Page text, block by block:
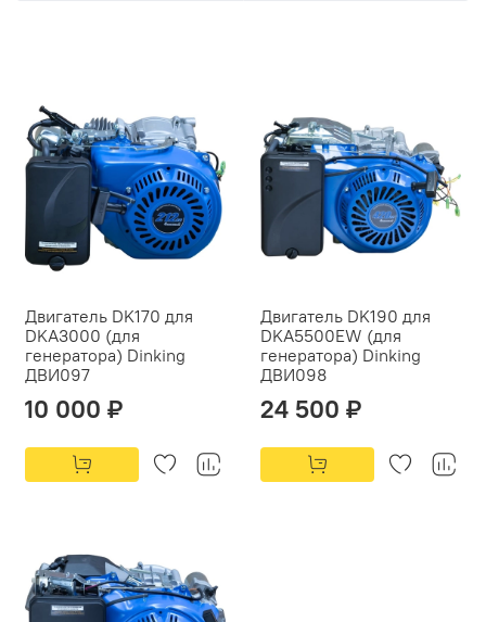
Двигатель DK170 для
DKA3000 (для
генератора) Dinking
ДВИ097
10 000 ₽
Двигатель DK190 для
DKA5500EW (для
генератора) Dinking
ДВИ098
24 500 ₽